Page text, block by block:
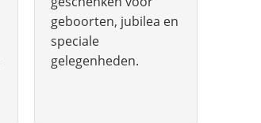
geboorten, jubilea en
speciale
gelegenheden.